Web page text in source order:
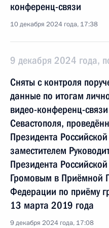
конференц-связи
10 декабря 2024 года, 17:38
9 декабря 2024 года,
Сняты с контроля
данные по итогам
видео-конференц-
Севастополя,
Президента
заместителем
Президента
Громовым в Приёмной
Федерации по приёму
13 марта 2019 года
9 декабря 2024 года, 17:08